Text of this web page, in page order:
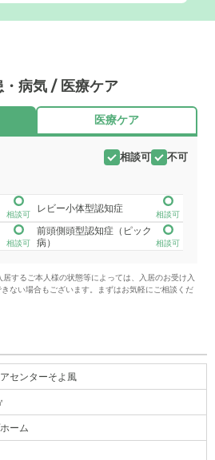
病気 / 医療ケア
医療ケア
相談可 不可
相談可
レビー小体型認知症
相談可
相談可
前頭側頭型認知症（ピック
病）
相談可
するご本人様の状態等によっては、入居のお受け入
ない場合もございます。まずはお気軽にご相談くだ
センターそよ風
ーム